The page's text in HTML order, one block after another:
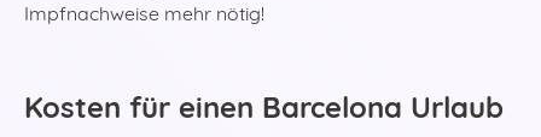
Impfnachweise mehr nötig!
Kosten für einen Barcelona Urlaub